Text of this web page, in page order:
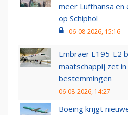
meer Lufthansa en
op Schiphol
06-08-2026, 15:16
Embraer E195-E2
maatschappij zet
bestemmingen
06-08-2026, 14:27
Boeing krijgt